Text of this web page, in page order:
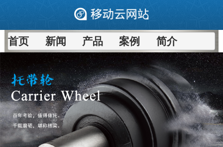
首页 新闻 产品 案例 简介